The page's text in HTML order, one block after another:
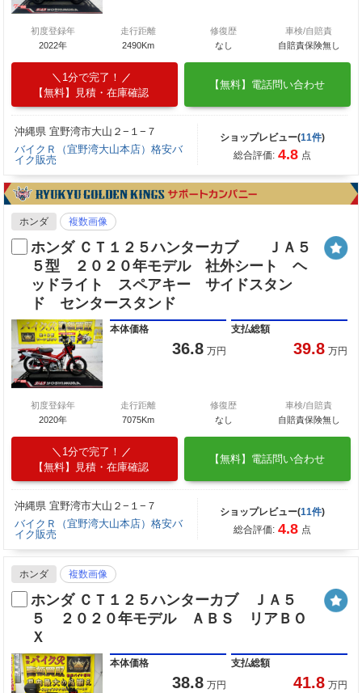
初度登録年
2022年
走行距離
2490Km
修復歴
なし
車検/自賠責
自賠責保険無し
1分で完了！
【無料】見積・在庫確認
【無料】電話問い合わせ
沖縄県 宜野湾市大山２−１−７
バイクＲ（宜野湾大山本店）格安バ
イク販売
ショップレビュー(11件)
総合評価: 4.8 点
ホンダ 複数画像
ホンダ ＣＴ１２５ハンターカブ ＪＡ５
５型 ２０２０年モデル 社外シート ヘ
ッドライト スペアキー サイドスタン
ド センタースタンド
本体価格
36.8 万円
支払総額
39.8 万円
初度登録年
2020年
走行距離
7075Km
修復歴
なし
車検/自賠責
自賠責保険無し
1分で完了！
【無料】見積・在庫確認
【無料】電話問い合わせ
沖縄県 宜野湾市大山２−１−７
バイクＲ（宜野湾大山本店）格安バ
イク販売
ショップレビュー(11件)
総合評価: 4.8 点
ホンダ 複数画像
ホンダ ＣＴ１２５ハンターカブ ＪＡ５
５ ２０２０年モデル ＡＢＳ リアＢＯ
Ｘ
本体価格
38.8 万円
支払総額
41.8 万円